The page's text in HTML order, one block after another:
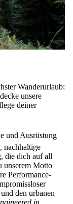
Wanderurlaub:
unsere
deiner
und Ausrüstung
nachhaltige
die dich auf all
unserem Motto
Performance-
den urbanen
in